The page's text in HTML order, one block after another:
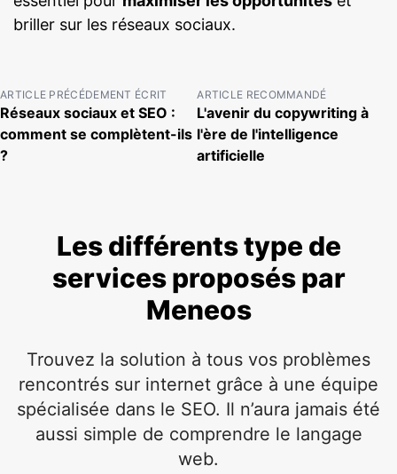
briller sur les réseaux sociaux.
ARTICLE PRÉCÉDEMENT ÉCRIT
Réseaux sociaux et SEO :
comment se complètent-ils
?
ARTICLE RECOMMANDÉ
L'avenir du copywriting à
l'ère de l'intelligence
artificielle
Les différents type de
services proposés par
Meneos
Trouvez la solution à tous vos problèmes
rencontrés sur internet grâce à une équipe
spécialisée dans le SEO. Il n’aura jamais été
aussi simple de comprendre le langage
web.